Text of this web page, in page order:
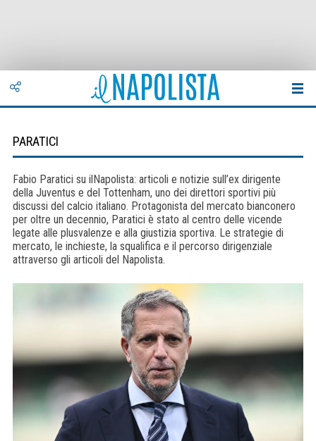
PARATICI
Fabio Paratici su ilNapolista: articoli e notizie sull’ex dirigente
della Juventus e del Tottenham, uno dei direttori sportivi più
discussi del calcio italiano. Protagonista del mercato bianconero
per oltre un decennio, Paratici è stato al centro delle vicende
legate alle plusvalenze e alla giustizia sportiva. Le strategie di
mercato, le inchieste, la squalifica e il percorso dirigenziale
attraverso gli articoli del Napolista.